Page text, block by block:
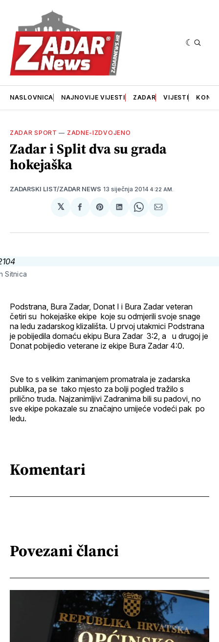
NASLOVNICA NAJNOVIJE VIJESTI ZADAR VIJESTI
ZADAR SPORT — ZADNE-IZDVOJENO
Zadar i Split dva su grada
hokejaška
ZADARSKI LIST/ZADAR NEWS 13 siječnja 2014 4:22 AM.
𝕏
podijeliSharepodijeliSharepodijeli
Sitnica
Podstrana, Bura Zadar, Donat I i Bura Zadar veteran
četiri su hokejaške ekipe koje su odmjerili svoje snage
na ledu zadarskog klizališta. U prvoj utakmici Podstrana
je pobijedila domaću ekipu Bura Zadar 3:2, a u drugoj je
Donat pobijedio veterane iz ekipe Bura Zadar 4:0.
Sve to s velikim zanimanjem promatrala je zadarska
publika, pa se tako mjesto za bolji pogled tražilo s
prilično truda. Najzanimljivi Zadranima bili su padovi, no
sve ekipe pokazale su značajno umijeće vodeći pak po
ledu.
Komentari
Povezani članci